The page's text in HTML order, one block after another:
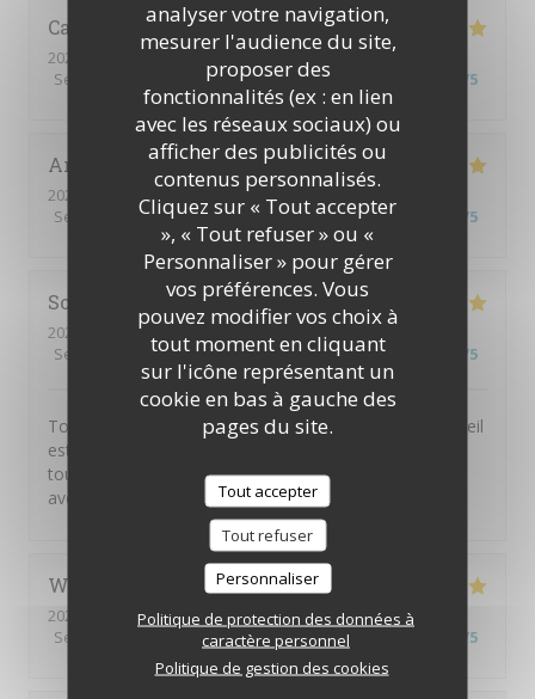
analyser votre navigation,
mesurer l'audience du site,
proposer des
fonctionnalités (ex : en lien
avec les réseaux sociaux) ou
afficher des publicités ou
contenus personnalisés.
Cliquez sur « Tout accepter
», « Tout refuser » ou «
Personnaliser » pour gérer
vos préférences. Vous
pouvez modifier vos choix à
tout moment en cliquant
sur l'icône représentant un
cookie en bas à gauche des
pages du site.
Tout accepter
Tout refuser
Personnaliser
Politique de protection des données à
caractère personnel
Politique de gestion des cookies
Carole
2026-07-23
Service
Ambiance: 5/5 Cuisine:4 /5
Anais
2026-07-17
- 20:00 - Couverts 2
Service
/5 Ambiance:5/5 Cuisine :5/5 Qualité / Prix /5
Sofy
2026-07-09
- 21:30 - Couverts 2
Service
Ambiance: 5 /5 Cuisine: 5/5 Qualité / Prix /5
Toujours un plaisir de venir dans ce restaurant ! L’accueil
est chaleureux, l’ambiance très agréable et les plats
toujours délicieux. Une adresse que je recommande
avec plaisir.
Wolfgang’s
2026-05-30
- 20:00 - Couverts 4
Service
Ambiance: 4/5 Cuisine:5/5 /5